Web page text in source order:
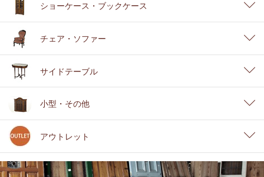
ショーケース・ブックケース
チェア・ソファー
サイドテーブル
小型・その他
アウトレット